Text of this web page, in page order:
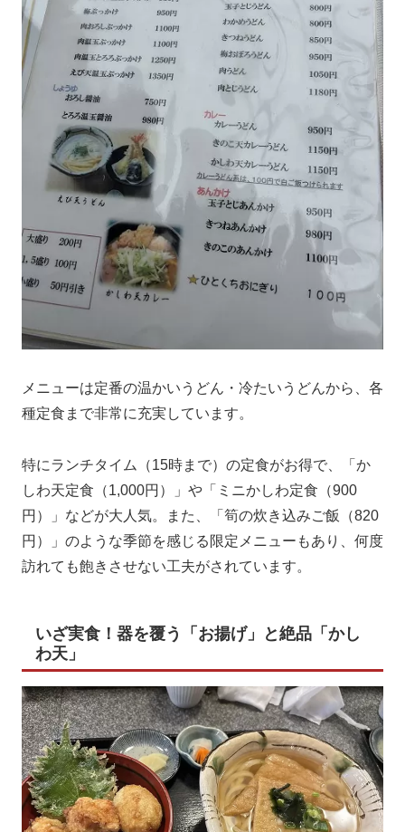
メニューは定番の温かいうどん・冷たいうどんから、各
種定食まで非常に充実しています。
特にランチタイム（15時まで）の定食がお得で、「か
しわ天定食（1,000円）」や「ミニかしわ定食（900
円）」などが大人気。また、「筍の炊き込みご飯（820
円）」のような季節を感じる限定メニューもあり、何度
訪れても飽きさせない工夫がされています。
いざ実食！器を覆う「お揚げ」と絶品「かし
わ天」